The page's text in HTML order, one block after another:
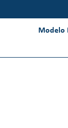
Modelo